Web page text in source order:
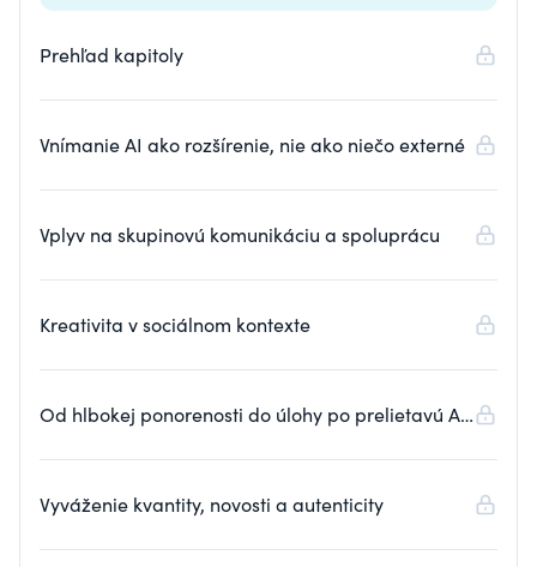
Prehľad kapitoly
Vnímanie AI ako rozšírenie, nie ako niečo externé
Vplyv na skupinovú komunikáciu a spoluprácu
Kreativita v sociálnom kontexte
Od hlbokej ponorenosti do úlohy po prelietavú AI
Vyváženie kvantity, novosti a autenticity